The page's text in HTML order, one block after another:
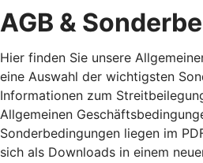
AGB &
Hier finden Sie unsere
eine Auswahl der wichtigsten
Informationen zum
Allgemeinen
Sonderbedingungen liegen im
sich als Downloads in einem